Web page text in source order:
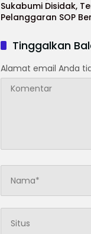
Sukabumi Disidak,
Pelanggaran SOP
Tinggalkan
Alamat email Anda